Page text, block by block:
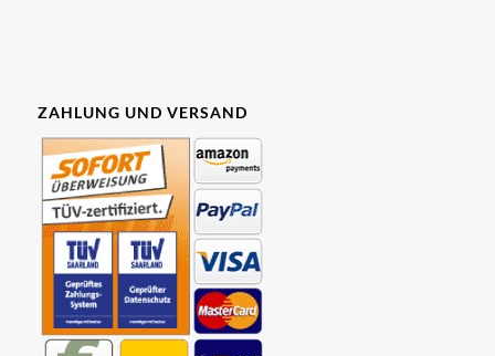
ZAHLUNG UND VERSAND